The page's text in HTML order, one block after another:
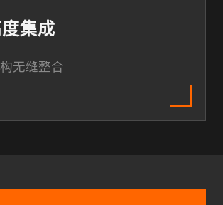
集成
无缝整合